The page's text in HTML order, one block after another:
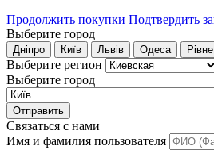
Продолжить покупки Подтвердить
Выберите город
Дніпро Київ Львів Одеса Рівне
Выберите регион
Выберите город
Отправить
Связаться с нами
Имя и фамилия пользователя